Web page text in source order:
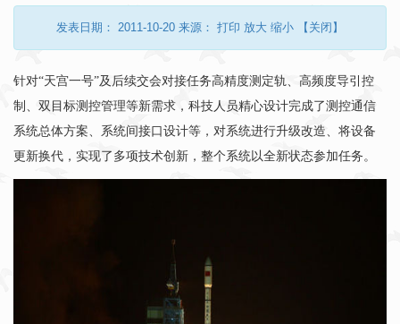
发表日期： 2011-10-20 来源： 打印 放大 缩小 【关闭】
针对“天宫一号”及后续交会对接任务高精度测定轨、高频度导引控
制、双目标测控管理等新需求，科技人员精心设计完成了测控通信
系统总体方案、系统间接口设计等，对系统进行升级改造、将设备
更新换代，实现了多项技术创新，整个系统以全新状态参加任务。